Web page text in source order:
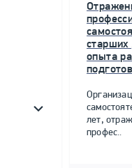
опыта
лет,
профес..